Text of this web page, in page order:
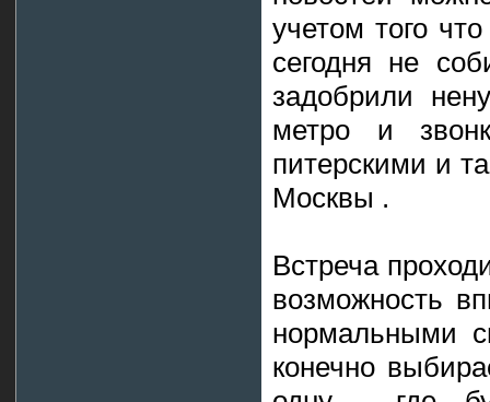
учетом того
сегодня не
задобрили
метро и
питерскими и
Москвы .
Встреча
возможность
нормальными
конечно